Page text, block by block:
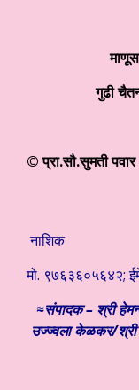
गुढी
© प्रा.सौ.सुमती पवार
नाशिक
मो. ९७६३६०५६४२;
≈संपादक – श्री
उज्ज्वला केळकर/श्री